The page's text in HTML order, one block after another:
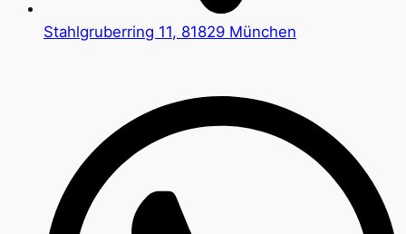
Stahlgruberring 11, 81829 München